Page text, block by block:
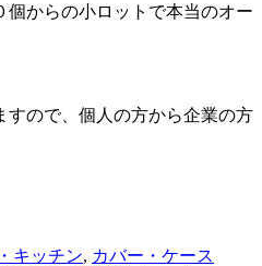
からの小ロットで本当のオー
ので、個人の方から企業の方
キッチン, カバー・ケース